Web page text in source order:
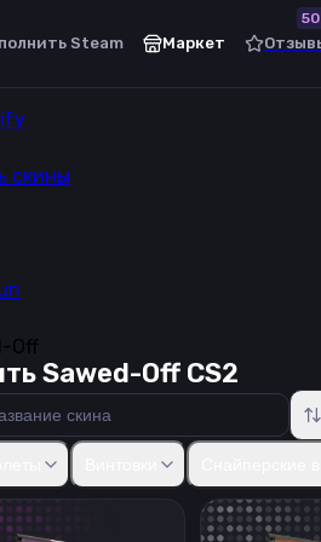
Steam Маркет
скины
Off
Sawed-Off CS2
USP-SP2000P250Five-SeveN